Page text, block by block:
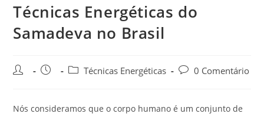
Técnicas Energéticas do
Samadeva no Brasil
Técnicas Energéticas 0 Comentário
Nós consideramos que o corpo humano é um conjunto de